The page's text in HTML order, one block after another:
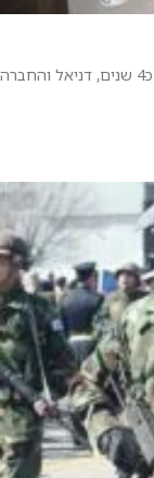
יש דבר כזה כלבים מסוכנים??? תמונה שצולמה לפני כ4 שנים, דניאל והחברה